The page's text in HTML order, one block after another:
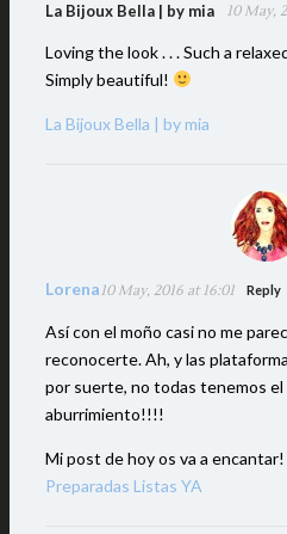
La Bijoux Bella | by mia 10 May,
Loving the look . . . Such a
Simply beautiful!
La Bijoux Bella | by mia
Lorena10 May, 2016 at 16:01 Reply
Así con el moño casi no me
reconocerte. Ah, y las
por suerte, no todas tenemos el
aburrimiento!!!!
Mi post de hoy os va a
Preparadas Listas YA